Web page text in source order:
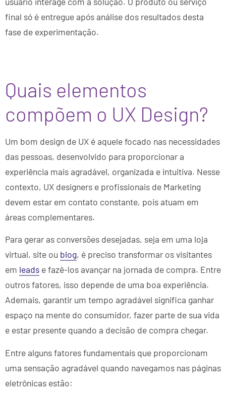
final só é entregue após análise dos resultados desta
fase de experimentação.
Quais elementos
compõem o UX Design?
Um bom design de UX é aquele focado nas necessidades
das pessoas, desenvolvido para proporcionar a
experiência mais agradável, organizada e intuitiva. Nesse
contexto, UX designers e profissionais de Marketing
devem estar em contato constante, pois atuam em
áreas complementares.
Para gerar as conversões desejadas, seja em uma loja
virtual, site ou blog, é preciso transformar os visitantes
em leads e fazê-los avançar na jornada de compra. Entre
outros fatores, isso depende de uma boa experiência.
Ademais, garantir um tempo agradável significa ganhar
espaço na mente do consumidor, fazer parte de sua vida
e estar presente quando a decisão de compra chegar.
Entre alguns fatores fundamentais que proporcionam
uma sensação agradável quando navegamos nas páginas
eletrônicas estão: